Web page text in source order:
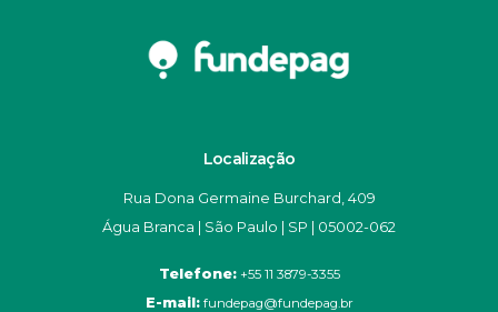
Localização
Rua Dona Germaine Burchard, 409
Água Branca | São Paulo | SP | 05002-062
Telefone:+55 11 3879-3355
E-mail:fundepag@fundepag.br